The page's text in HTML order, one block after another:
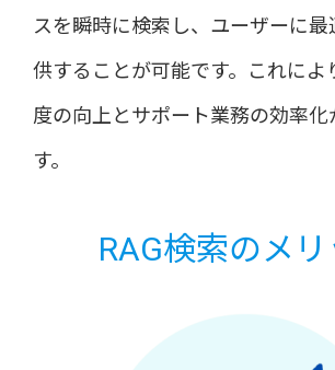
スを瞬時に検索し、ユーザーに
供することが可能です。これによ
度の向上とサポート業務の効率化
す。
RAG検索のメリ